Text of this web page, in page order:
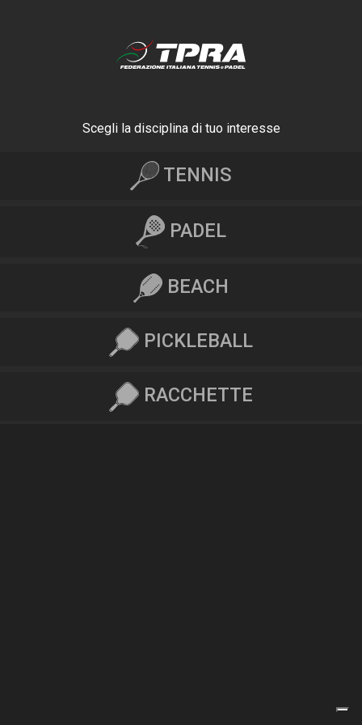
Scegli la disciplina di tuo interesse
TENNIS
PADEL
BEACH
PICKLEBALL
RACCHETTE